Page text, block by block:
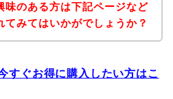
味のある方は下記ページなど
てみてはいかがでしょうか？
すぐお得に購入したい方はこ